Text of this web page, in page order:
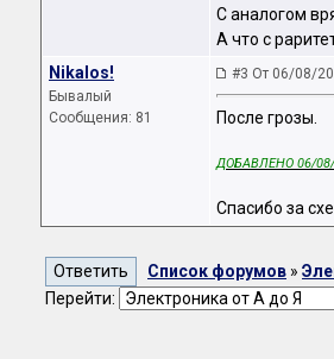
С аналогом
А что с
Nikalos!
Бывалый
Сообщения: 81
#3 От 06/08/
После грозы.
ДОБАВЛЕНО 06/08/
Спасибо за
Список форумов »
Перейти: